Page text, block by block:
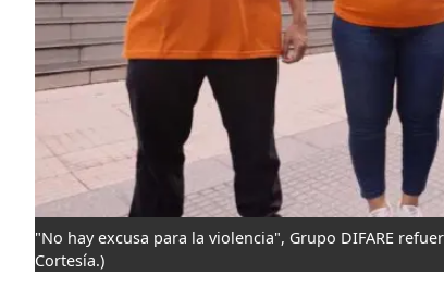
"No hay excusa para la violencia", Grupo DIFARE
Cortesía.)